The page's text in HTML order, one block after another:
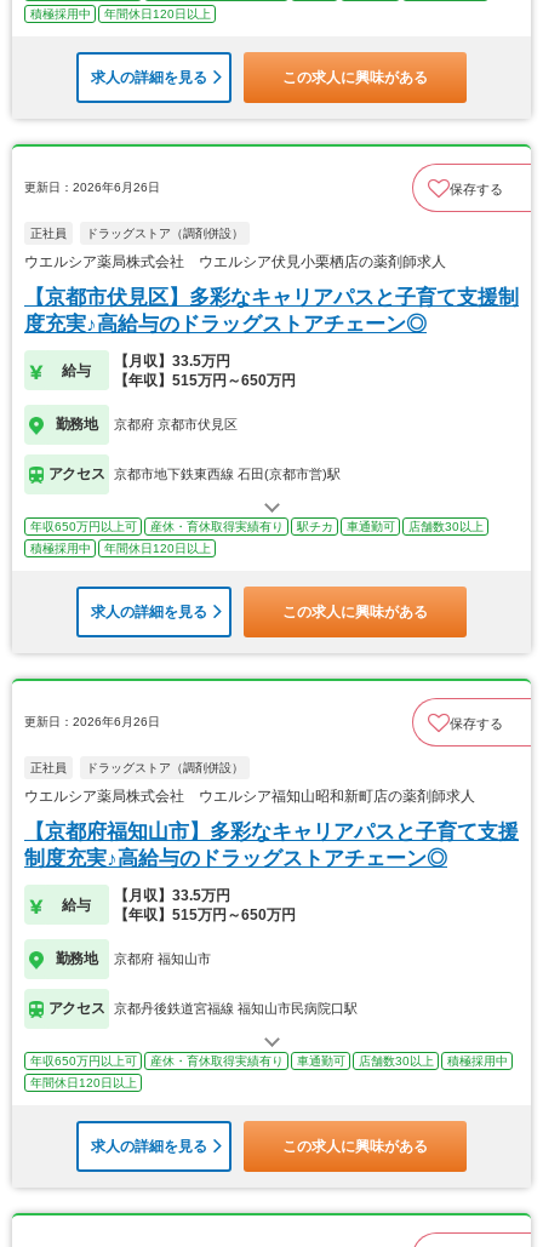
積極採用中
年間休日120日以上
求人の詳細を見る この求人に興味がある
更新日：2026年6月26日 保存する
正社員 ドラッグストア（調剤併設）
ウエルシア薬局株式会社 ウエルシア伏見小栗栖店の薬剤師求人
【京都市伏見区】多彩なキャリアパスと子育て支援制
度充実♪高給与のドラッグストアチェーン◎
給与
【月収】33.5万円
【年収】515万円～650万円
勤務地 京都府 京都市伏見区
アクセス 京都市地下鉄東西線 石田(京都市営)駅
年収650万円以上可 産休・育休取得実績有り 駅チカ 車通勤可
店舗数30以上
積極採用中
年間休日120日以上
求人の詳細を見る この求人に興味がある
更新日：2026年6月26日 保存する
正社員 ドラッグストア（調剤併設）
ウエルシア薬局株式会社 ウエルシア福知山昭和新町店の薬剤師求人
【京都府福知山市】多彩なキャリアパスと子育て支援
制度充実♪高給与のドラッグストアチェーン◎
給与
【月収】33.5万円
【年収】515万円～650万円
勤務地 京都府 福知山市
アクセス 京都丹後鉄道宮福線 福知山市民病院口駅
年収650万円以上可 産休・育休取得実績有り 車通勤可 店舗数30以上
積極採用中
年間休日120日以上
求人の詳細を見る この求人に興味がある